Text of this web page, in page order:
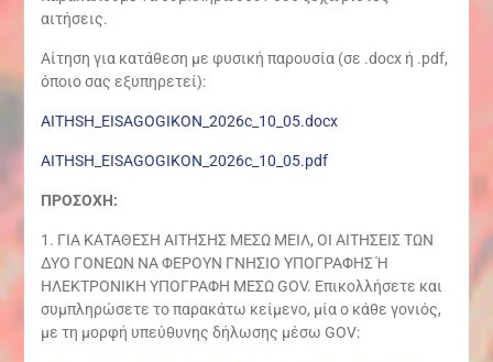
αιτήσεις.
Αίτηση για κατάθεση με φυσική παρουσία (σε .docx ή .pdf,
όποιο σας εξυπηρετεί):
AITHSH_EISAGOGIKON_2026c_10_05.docx
AITHSH_EISAGOGIKON_2026c_10_05.pdf
ΠΡΟΣΟΧΗ:
1. ΓΙΑ ΚΑΤΑΘΕΣΗ ΑΙΤΗΣΗΣ ΜΕΣΩ ΜΕΙΛ, ΟΙ ΑΙΤΗΣΕΙΣ ΤΩΝ
ΔΥΟ ΓΟΝΕΩΝ ΝΑ ΦΕΡΟΥΝ ΓΝΗΣΙΟ ΥΠΟΓΡΑΦΗΣ Ή
ΗΛΕΚΤΡΟΝΙΚΗ ΥΠΟΓΡΑΦΗ ΜΕΣΩ GOV. Επικολλήσετε και
συμπληρώσετε το παρακάτω κείμενο, μία ο κάθε γονιός,
με τη μορφή υπεύθυνης δήλωσης μέσω GOV: